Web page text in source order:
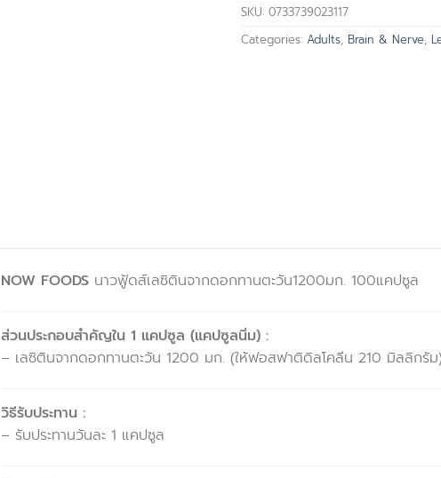
SKU: 0733739023117
Categories: Adults, Brain & Nerve,
NOW FOODS นาวฟู้ดส์เลซิตินจากดอกทานตะวัน1200มก. 100แคปซูล
ส่วนประกอบสำคัญใน 1 แคปซูล (แคปซูลนิ่ม) :
– เลซิตินจากดอกทานตะวัน 1200 มก. (ให้ฟอสฟาติดิลโคลีน 210 มิลลิกรัม)
วิธีรับประทาน :
– รับประทานวันละ 1 แคปซูล